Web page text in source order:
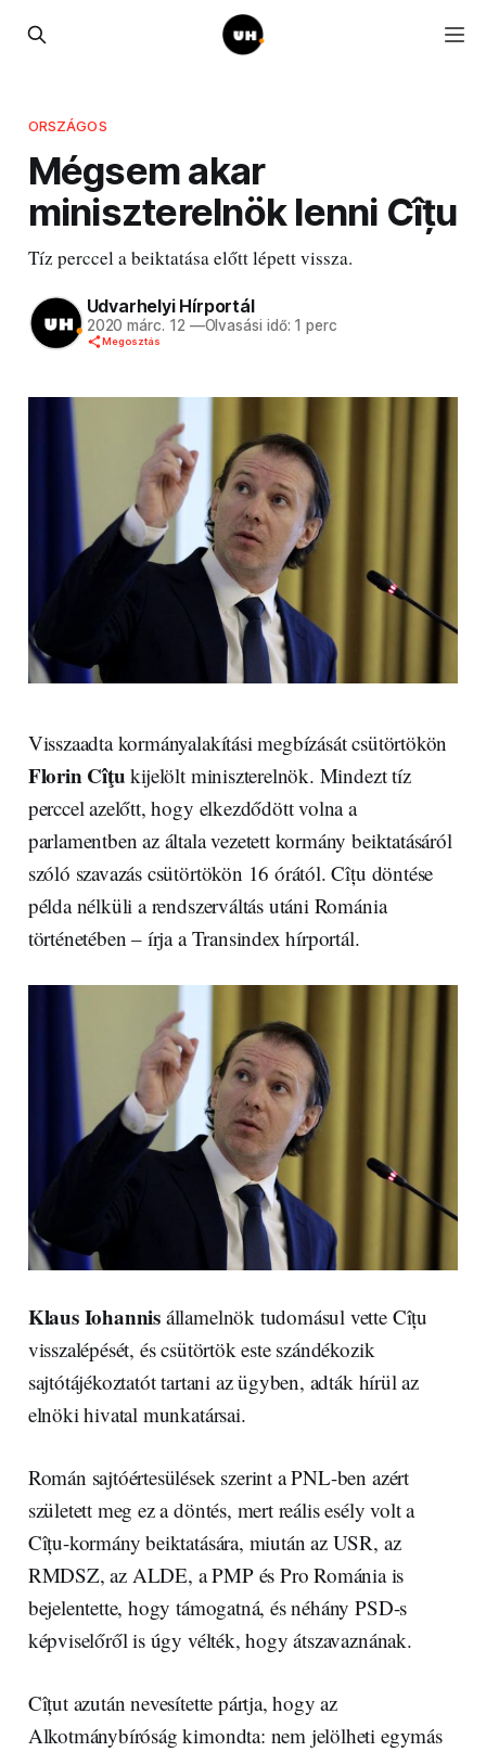
ORSZÁGOS
Mégsem akar
miniszterelnök lenni Cîțu
Tíz perccel a beiktatása előtt lépett vissza.
Udvarhelyi Hírportál
2020 márc. 12 —Olvasási idő: 1 perc
Megosztás
Visszaadta kormányalakítási megbízását csütörtökön
Florin Cîţu kijelölt miniszterelnök. Mindezt tíz
perccel azelőtt, hogy elkezdődött volna a
parlamentben az általa vezetett kormány beiktatásáról
szóló szavazás csütörtökön 16 órától. Cîțu döntése
példa nélküli a rendszerváltás utáni Románia
történetében – írja a Transindex hírportál.
Klaus Iohannis államelnök tudomásul vette Cîțu
visszalépését, és csütörtök este szándékozik
sajtótájékoztatót tartani az ügyben, adták hírül az
elnöki hivatal munkatársai.
Román sajtóértesülések szerint a PNL-ben azért
született meg ez a döntés, mert reális esély volt a
Cîțu-kormány beiktatására, miután az USR, az
RMDSZ, az ALDE, a PMP és Pro Románia is
bejelentette, hogy támogatná, és néhány PSD-s
képviselőről is úgy vélték, hogy átszavaznának.
Cîțut azután nevesítette pártja, hogy az
Alkotmánybíróság kimondta: nem jelölheti egymás